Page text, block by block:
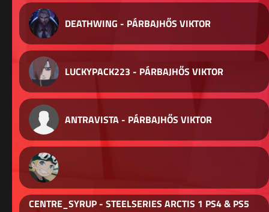
DEATHWING - PÁRBAJHŐS VIKTOR
LUCKYPACK223 - PÁRBAJHŐS VIKTOR
ANTRAVISTA - PÁRBAJHŐS VIKTOR
CENTRE_SYRUP - STEELSERIES ARCTIS 1 PS4 & PS5